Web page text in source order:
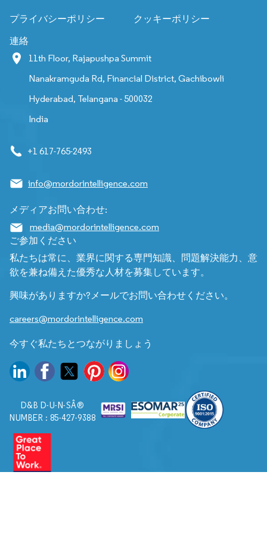
プライバシーポリシー クッキーポリシー
連絡
11th Floor, Rajapushpa Summit
Nanakramguda Rd, Financial District, Gachibowli
Hyderabad, Telangana - 500032
India
+1 617-765-2493
info@mordorintelligence.com
メディアお問い合わせ:
media@mordorintelligence.com
ご参加ください
私たちは常に、業界に関する専門知識、問題解決能力、意
欲を兼ね備えた優秀な人材を募集しています。
興味がありますか?メールでお問い合わせください。
careers@mordorintelligence.com
今すぐ私たちとつながりましょう
D&B D-U-N-SÂ®
NUMBER : 85-427-9388